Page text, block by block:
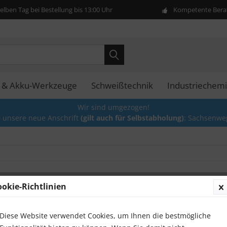
Tag bei Bestellung bis 13:00 Uhr Kompetente
Akku-Werkzeuge Schweißtechnik
Wir sind umgezogen!
unsere neue Anschrift (gilt auch für Selbstabholung):
Richtlinien
Diese Website verwendet Cookies, um Ihnen die bestmögliche